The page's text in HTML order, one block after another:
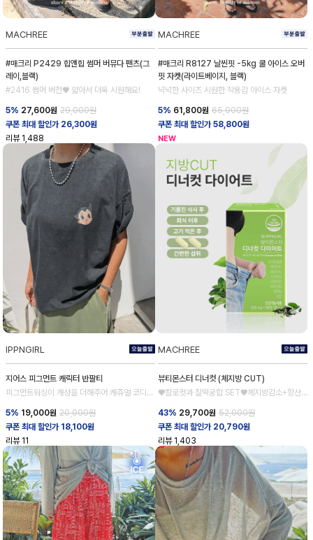
MACHREE
#매크리 P2429 힙앤힙 썸머 버뮤다 팬츠(그
레이,블랙)
#2416 썸머 버전♥ 얇아서 더욱 시원해요!
5% 27,600원 29,000원
쿠폰 최대 할인가 26,300원
리뷰 1,488
MACHREE
#매크리 R8127 날씬핏 -5kg 쿨 아이스 오버
핏 자켓(라이트베이지, 블랙)
넉넉한 사이즈 시원한 착용감 아이스 자켓
5% 61,800원 65,000원
쿠폰 최대 할인가 58,800원
NEW
IPPNGIRL
지어스 피그먼트 캐릭터 반팔티
피그먼트워싱이 개성을 더해주어 캐쥬얼 코디완
5% 19,000원 20,000원
쿠폰 최대 할인가 18,100원
리뷰 11
MACHREE
뷰티몬스터 디너컷 (체지방 CUT)
♥칼로컷과 찰떡궁합 SET♥체지방감소+항산
43% 29,700원 52,000원
쿠폰 최대 할인가 20,790원
리뷰 1,403